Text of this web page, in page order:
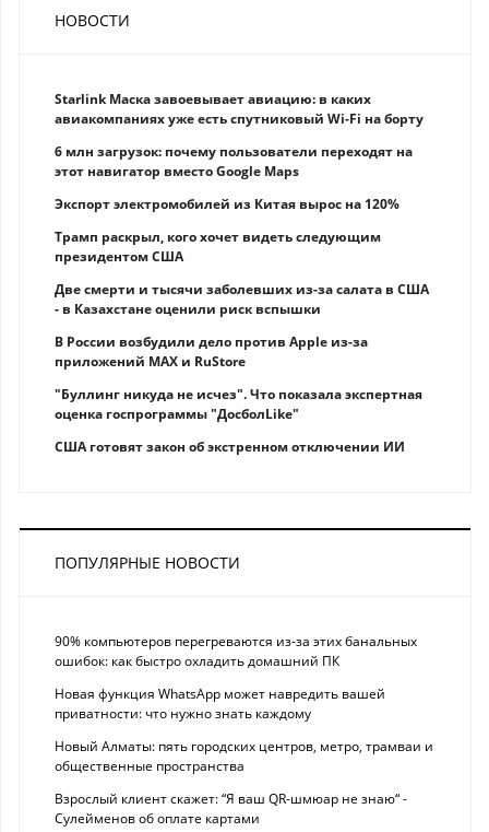
НОВОСТИ
Starlink Маска завоевывает авиацию: в каких
авиакомпаниях уже есть спутниковый Wi-Fi на борту
6 млн загрузок: почему пользователи переходят на
этот навигатор вместо Google Maps
Экспорт электромобилей из Китая вырос на 120%
Трамп раскрыл, кого хочет видеть следующим
президентом США
Две смерти и тысячи заболевших из-за салата в США
- в Казахстане оценили риск вспышки
В России возбудили дело против Apple из-за
приложений MAX и RuStore
"Буллинг никуда не исчез". Что показала экспертная
оценка госпрограммы "ДосболLike"
США готовят закон об экстренном отключении ИИ
ПОПУЛЯРНЫЕ НОВОСТИ
90% компьютеров перегреваются из-за этих банальных
ошибок: как быстро охладить домашний ПК
Новая функция WhatsApp может навредить вашей
приватности: что нужно знать каждому
Новый Алматы: пять городских центров, метро, трамваи и
общественные пространства
Взрослый клиент скажет: “Я ваш QR-шмюар не знаю“ -
Сулейменов об оплате картами